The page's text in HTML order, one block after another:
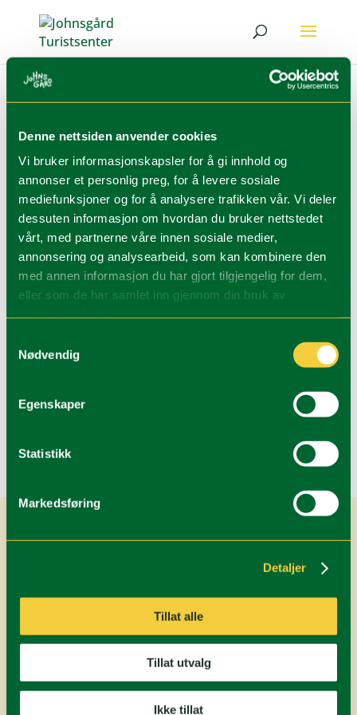
Denne nettsiden anvender cookies
Vi bruker informasjonskapsler for å gi innhold og
annonser et personlig preg, for å levere sosiale
mediefunksjoner og for å analysere trafikken vår. Vi deler
dessuten informasjon om hvordan du bruker nettstedet
vårt, med partnerne våre innen sosiale medier,
annonsering og analysearbeid, som kan kombinere den
med annen informasjon du har gjort tilgjengelig for dem,
eller som de har samlet inn gjennom din bruk av
Nødvendig
Egenskaper
Statistikk
Markedsføring
Detaljer
Tillat alle
Tillat utvalg
Ikke tillat
avJohnsgaard|feb 9, 2025
Sommer Vinter Turtips Aktiviteter i
nærområdet Trollskogen Escape Game 6
vinteraktiviteter Å gjøre med barna når de ikke
vil gå på ski. Noen dager er ikke entusiasmen
for en skitur helt til stede. Her får du 6 tips til
andre vinteraktiviteter du kan gjøre med
Siste kommentarer
Arkiv
Kommentarstrøm